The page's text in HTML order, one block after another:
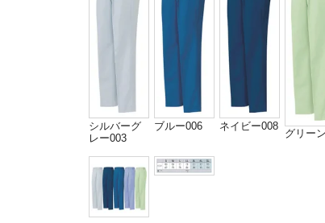
シルバーグ
レー003
ブルー006 ネイビー008
グリー